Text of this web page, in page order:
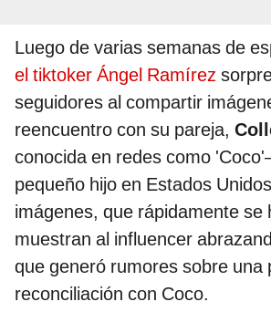
Luego de varias semanas de
el tiktoker Ángel Ramírez
seguidores al compartir
reencuentro con su pareja,
conocida en redes como
pequeño hijo en Estados
imágenes, que rápidamente se
muestran al influencer
que generó rumores sobre una
reconciliación con Coco.